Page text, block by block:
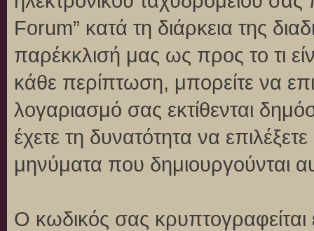
Forum” κατά τη διάρκεια της
παρέκκλισή μας ως προς το τι
κάθε περίπτωση, μπορείτε να
λογαριασμό σας εκτίθενται
έχετε τη δυνατότητα να
μηνύματα που δημιουργούνται
Ο κωδικός σας